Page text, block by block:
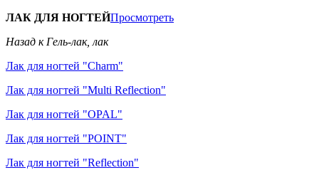
ЛАК ДЛЯ НОГТЕЙПросмотреть
Назад к Гель-лак, лак
Лак для ногтей "Charm"
Лак для ногтей "Multi Reflection"
Лак для ногтей "OPAL"
Лак для ногтей "POINT"
Лак для ногтей "Reflection"